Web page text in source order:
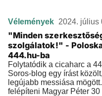
Vélemények 2024. július
"Minden
szolgálatok!" -
444.hu-ba
Folytatódik a cicaharc a
Soros-blog egy írást
legújabb messiása
felépíteni Magyar Péter 30